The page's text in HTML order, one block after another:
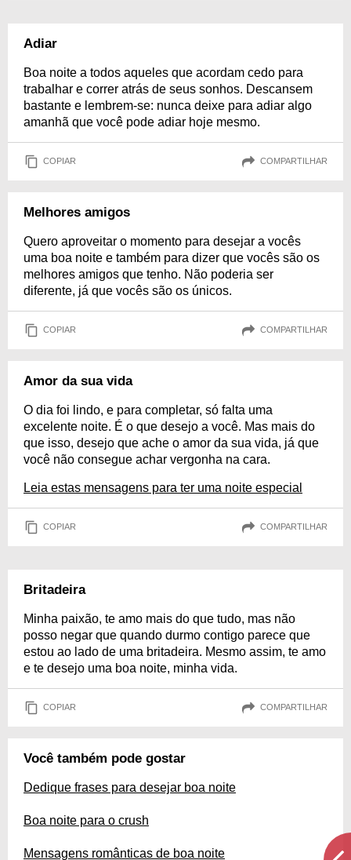
Adiar
Boa noite a todos aqueles que acordam cedo para
trabalhar e correr atrás de seus sonhos. Descansem
bastante e lembrem-se: nunca deixe para adiar algo
amanhã que você pode adiar hoje mesmo.
COPIAR COMPARTILHAR
Melhores amigos
Quero aproveitar o momento para desejar a vocês
uma boa noite e também para dizer que vocês são os
melhores amigos que tenho. Não poderia ser
diferente, já que vocês são os únicos.
COPIAR COMPARTILHAR
Amor da sua vida
O dia foi lindo, e para completar, só falta uma
excelente noite. É o que desejo a você. Mas mais do
que isso, desejo que ache o amor da sua vida, já que
você não consegue achar vergonha na cara.
Leia estas mensagens para ter uma noite especial
COPIAR COMPARTILHAR
Britadeira
Minha paixão, te amo mais do que tudo, mas não
posso negar que quando durmo contigo parece que
estou ao lado de uma britadeira. Mesmo assim, te amo
e te desejo uma boa noite, minha vida.
COPIAR COMPARTILHAR
Você também pode gostar
Dedique frases para desejar boa noite
Boa noite para o crush
Mensagens românticas de boa noite